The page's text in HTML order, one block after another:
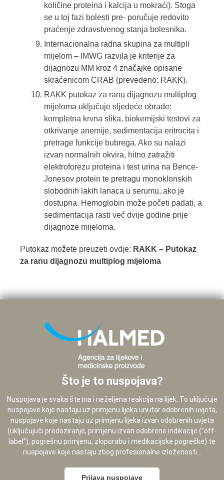
količine proteina i kalcija u mokraći). Stoga
se u toj fazi bolesti pre- poručuje redovito
praćenje zdravstvenog stanja bolesnika.
Internacionalna radna skupina za multipli
mijelom – IMWG razvila je kriterije za
dijagnozu MM kroz 4 značajke opisane
skraćenicom CRAB (prevedeno: RAKK).
RAKK putokaz za ranu dijagnozu multiplog
mijeloma uključuje sljedeće obrade:
kompletna krvna slika, biokemijski testovi za
otkrivanje anemije, sedimentacija eritrocita i
pretrage funkcije bubrega. Ako su nalazi
izvan normalnih okvira, hitno zatražiti
elektroforezu proteina i test urina na Bence-
Jonesov protein te pretragu monoklonskih
slobodnih lakih lanaca u serumu, ako je
dostupna. Hemoglobin može početi padati, a
sedimentacija rasti već dvije godine prije
dijagnoze mijeloma.
Putokaz možete preuzeti ovdje: RAKK – Putokaz
za ranu dijagnozu multiplog mijeloma
Što je to nuspojava?
Nuspojava je svaka štetna i neželjena reakcija na lijek. To uključuje
nuspojave koje nastaju uz primjenu lijeka unutar odobrenih uvjeta,
nuspojave koje nastaju uz primjenu lijeka izvan odobrenih uvjeta
(uključujući predoziranje, primjenu izvan odobrene indikacije (”off-
label”), pogrešnu primjenu, zloporabu i medikacijske pogreške) te
nuspojave koje nastaju zbog profesionalne izloženosti...
Prijava nuspojave